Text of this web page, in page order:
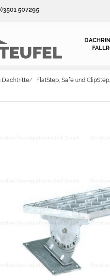
507295
Dachtritte FlatStep, Safe und ClipStep